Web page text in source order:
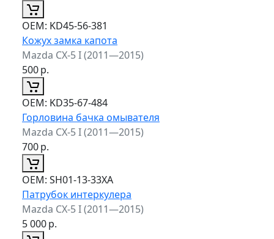
ОЕМ: KD45-56-381
Кожух замка капота
Mazda CX-5 I (2011—2015)
500р.
ОЕМ: KD35-67-484
Горловина бачка омывателя
Mazda CX-5 I (2011—2015)
700р.
ОЕМ: SH01-13-33XA
Патрубок интеркулера
Mazda CX-5 I (2011—2015)
5 000р.